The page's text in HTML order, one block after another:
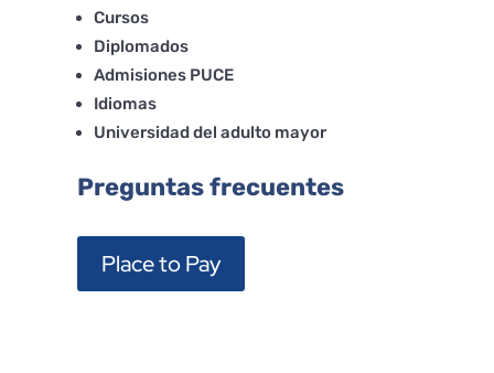
Cursos
Diplomados
Admisiones PUCE
Idiomas
Universidad del adulto mayor
Preguntas frecuentes
Place to Pay